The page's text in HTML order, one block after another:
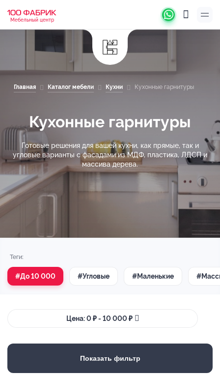
Мебельный центр
Главная Каталог мебели Кухни Кухонные гарнитуры
Кухонные гарнитуры
Готовые решения для вашей кухни, как прямые, так и
угловые варианты с фасадами из МДФ, пластика, ЛДСП и
массива дерева.
Теги:
#До 10 000 #Угловые #Маленькие
Цена: 0 ₽ - 10 000 ₽
Показать фильтр